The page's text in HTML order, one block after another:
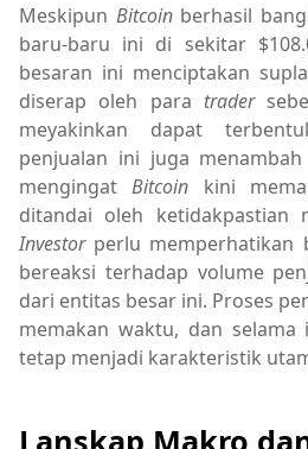
Meskipun Bitcoinberhasil
baru-baru ini di sekitar
besaran ini menciptakan
diserap oleh para trader
meyakinkan dapat
penjualan ini juga
mengingatBitcoin kini
ditandai oleh ketidakpastian
Investorperlu memperhatikan
bereaksi terhadap volume
dari entitas besar ini. Proses
memakan waktu, dan
tetap menjadi karakteristik
Lanskap Makro